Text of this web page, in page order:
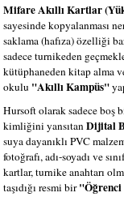
Mifare Akıllı Kartlar
sayesinde kopyalanması
saklama (hafıza) özelliği
sadece turnikeden
kütüphaneden kitap alma
okulu "Akıllı Kampüs"
Hursoft olarak sadece boş
kimliğini yansıtanDijital
suya dayanıklı PVC
fotoğrafı, adı-soyadı ve
kartlar, turnike anahtarı
taşıdığı resmi bir